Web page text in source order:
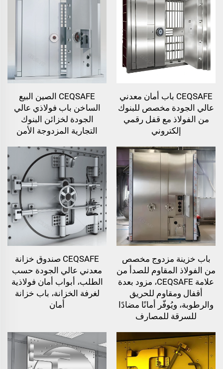
CEQSAFE باب أمان معدني
عالي الجودة مخصص للبنوك
من الفولاذ مع قفل رقمي
إلكتروني
CEQSAFE الصين البيع
الساخن باب فولاذي عالي
الجودة لخزائن البنوك
التجارية المزدوجة الأمن
باب خزينة مزدوج مخصص
من الفولاذ المقاوم للصدأ من
علامة CEQSAFE، مزود بعدة
أقفال ومقاوم للحريق
والرطوبة، ويُوفّر أمانًا مضادًا
للسرقة للمصارف
CEQSAFE صندوق خزانة
معدني عالي الجودة حسب
الطلب، أبواب أمان فولاذية
لغرفة الخزانة، باب خزانة
أمان